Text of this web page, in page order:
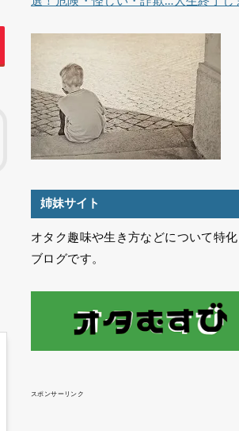
姉妹サイト
オタク趣味や生き方などについて特化
ブログです。
スポンサーリンク